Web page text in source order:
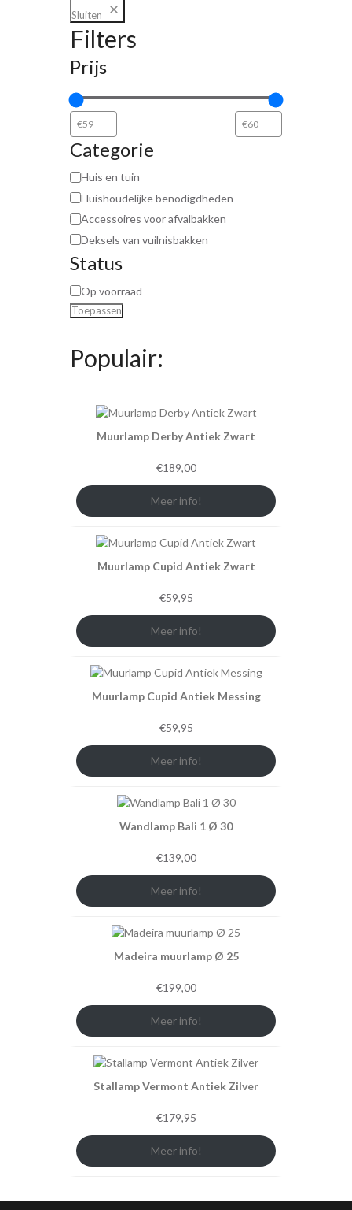
Sluiten
Filters
Prijs
Categorie
Huis en tuin
Huishoudelijke benodigdheden
Accessoires voor afvalbakken
Deksels van vuilnisbakken
Status
Op voorraad
Toepassen
Populair:
Muurlamp Derby Antiek Zwart
€189,00
Meer info!
Muurlamp Cupid Antiek Zwart
€59,95
Meer info!
Muurlamp Cupid Antiek Messing
€59,95
Meer info!
Wandlamp Bali 1 Ø 30
€139,00
Meer info!
Madeira muurlamp Ø 25
€199,00
Meer info!
Stallamp Vermont Antiek Zilver
€179,95
Meer info!